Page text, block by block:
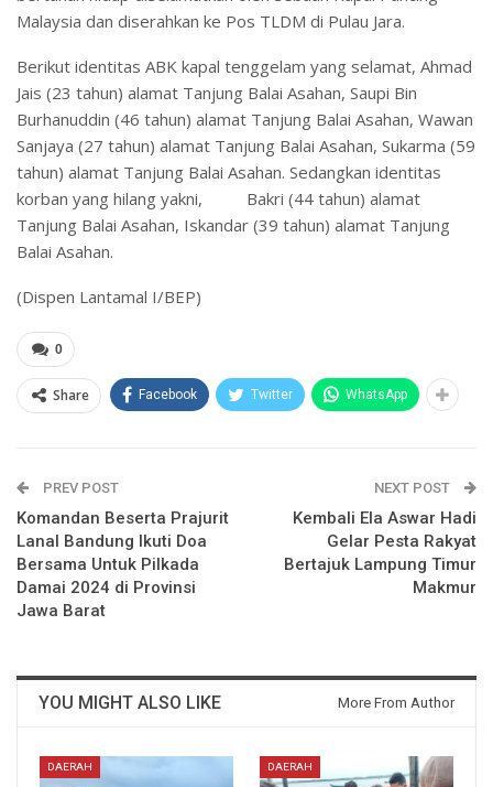
Malaysia dan diserahkan ke Pos TLDM di Pulau Jara.
Berikut identitas ABK kapal tenggelam yang selamat, Ahmad
Jais (23 tahun) alamat Tanjung Balai Asahan, Saupi Bin
Burhanuddin (46 tahun) alamat Tanjung Balai Asahan, Wawan
Sanjaya (27 tahun) alamat Tanjung Balai Asahan, Sukarma (59
tahun) alamat Tanjung Balai Asahan. Sedangkan identitas
korban yang hilang yakni, Bakri (44 tahun) alamat
Tanjung Balai Asahan, Iskandar (39 tahun) alamat Tanjung
Balai Asahan.
(Dispen Lantamal I/BEP)
0
Share Facebook Twitter WhatsApp
PREV POST
Komandan Beserta Prajurit
Lanal Bandung Ikuti Doa
Bersama Untuk Pilkada
Damai 2024 di Provinsi
Jawa Barat
NEXT POST
Kembali Ela Aswar Hadi
Gelar Pesta Rakyat
Bertajuk Lampung Timur
Makmur
YOU MIGHT ALSO LIKE More From Author
DAERAH DAERAH